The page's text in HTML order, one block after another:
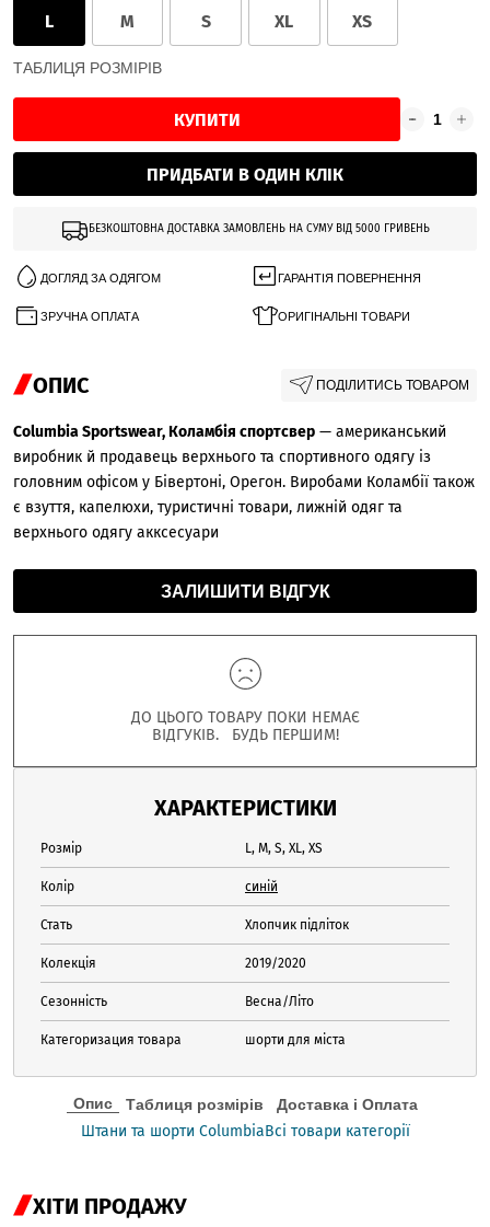
L M S XL XS
ТАБЛИЦЯ РОЗМІРІВ
КУПИТИ
ПРИДБАТИ В ОДИН КЛІК
БЕЗКОШТОВНА ДОСТАВКА ЗАМОВЛЕНЬ НА СУМУ ВІД 5000 ГРИВЕНЬ
ДОГЛЯД ЗА ОДЯГОМ ГАРАНТІЯ ПОВЕРНЕННЯ
ЗРУЧНА ОПЛАТА ОРИГІНАЛЬНІ ТОВАРИ
ОПИС ПОДІЛИТИСЬ ТОВАРОМ
Columbia Sportswear, Коламбія спортсвер — американський
виробник й продавець верхнього та спортивного одягу із
головним офісом у Бівертоні, Орегон. Виробами Коламбії також
є взуття, капелюхи, туристичні товари, лижній одяг та
верхнього одягу акксесуари
ЗАЛИШИТИ ВІДГУК
ДО ЦЬОГО ТОВАРУ ПОКИ НЕМАЄ
ВІДГУКІВ. БУДЬ ПЕРШИМ!
ХАРАКТЕРИСТИКИ
Розмір L, M, S, XL, XS
Колір синій
Стать Хлопчик підліток
Колекція 2019/2020
Сезонність Весна/Літо
Категоризация товара шорти для міста
Опис Таблиця розмірів Доставка і Оплата
Штани та шорти ColumbiaВсі товари категорії
ХІТИ ПРОДАЖУ